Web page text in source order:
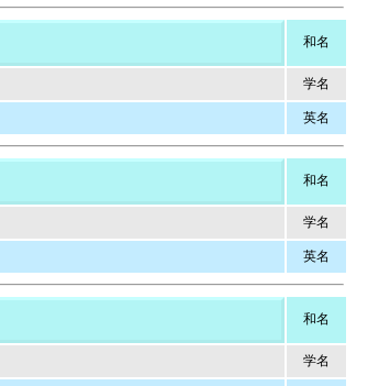
和名
学名
英名
和名
学名
英名
和名
学名